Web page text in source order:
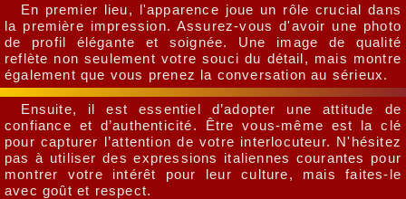
En premier lieu, l'apparence joue un rôle crucial dans
la première impression. Assurez-vous d'avoir une photo
de profil élégante et soignée. Une image de qualité
reflète non seulement votre souci du détail, mais montre
également que vous prenez la conversation au sérieux.
Ensuite, il est essentiel d’adopter une attitude de
confiance et d’authenticité. Être vous-même est la clé
pour capturer l’attention de votre interlocuteur. N'hésitez
pas à utiliser des expressions italiennes courantes pour
montrer votre intérêt pour leur culture, mais faites-le
avec goût et respect.